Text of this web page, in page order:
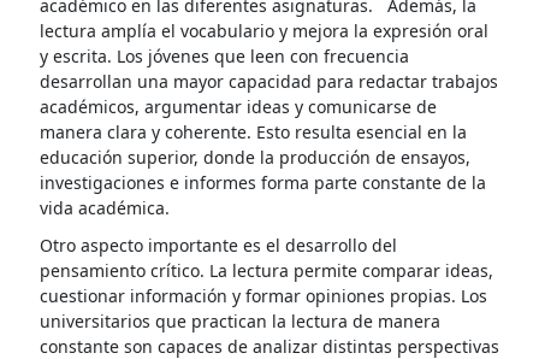
académico en las diferentes asignaturas. Además, la
lectura amplía el vocabulario y mejora la expresión oral
y escrita. Los jóvenes que leen con frecuencia
desarrollan una mayor capacidad para redactar trabajos
académicos, argumentar ideas y comunicarse de
manera clara y coherente. Esto resulta esencial en la
educación superior, donde la producción de ensayos,
investigaciones e informes forma parte constante de la
vida académica.
Otro aspecto importante es el desarrollo del
pensamiento crítico. La lectura permite comparar ideas,
cuestionar información y formar opiniones propias. Los
universitarios que practican la lectura de manera
constante son capaces de analizar distintas perspectivas